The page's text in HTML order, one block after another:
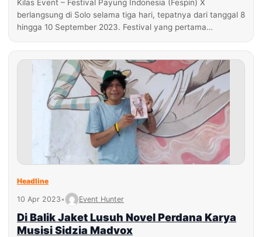
Kilas Event – Festival Payung Indonesia (Fespin) X
berlangsung di Solo selama tiga hari, tepatnya dari tanggal 8
hingga 10 September 2023. Festival yang pertama…
Headline
10 Apr 2023• Event Hunter
Di Balik Jaket Lusuh Novel Perdana Karya
Musisi Sidzia Madvox